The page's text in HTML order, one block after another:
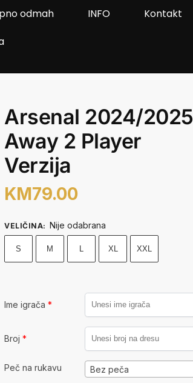
odmah INFO
Kontakt
Arsenal 2024/2025
Away 2 Player
Verzija
KM79.00
VELIČINA: Nije odabrana
S M L XL XXL
Ime igrača*
Broj*
Peč na rukavu Bez peča